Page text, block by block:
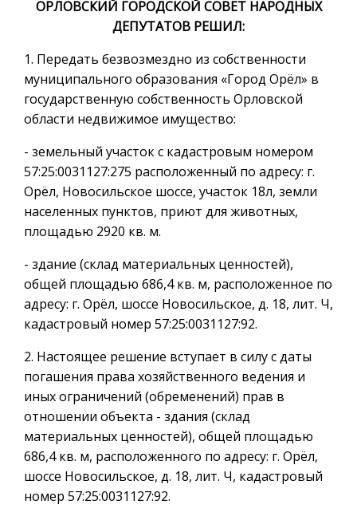
ОРЛОВСКИЙ ГОРОДСКОЙ СОВЕТ НАРОДНЫХ
ДЕПУТАТОВ РЕШИЛ:
1. Передать безвозмездно из собственности
муниципального образования «Город Орёл» в
государственную собственность Орловской
области недвижимое имущество:
- земельный участок с кадастровым номером
57:25:0031127:275 расположенный по адресу: г.
Орёл, Новосильское шоссе, участок 18л, земли
населенных пунктов, приют для животных,
площадью 2920 кв. м.
- здание (склад материальных ценностей),
общей площадью 686,4 кв. м, расположенное по
адресу: г. Орёл, шоссе Новосильское, д. 18, лит. Ч,
кадастровый номер 57:25:0031127:92.
2. Настоящее решение вступает в силу с даты
погашения права хозяйственного ведения и
иных ограничений (обременений) прав в
отношении объекта - здания (склад
материальных ценностей), общей площадью
686,4 кв. м, расположенного по адресу: г. Орёл,
шоссе Новосильское, д. 18, лит. Ч, кадастровый
номер 57:25:0031127:92.